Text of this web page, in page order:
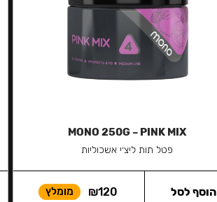
MONO 250G – PINK MIX
פטל תות ליצ׳י אשכוליות
₪120 מומלץ הוסף לסל